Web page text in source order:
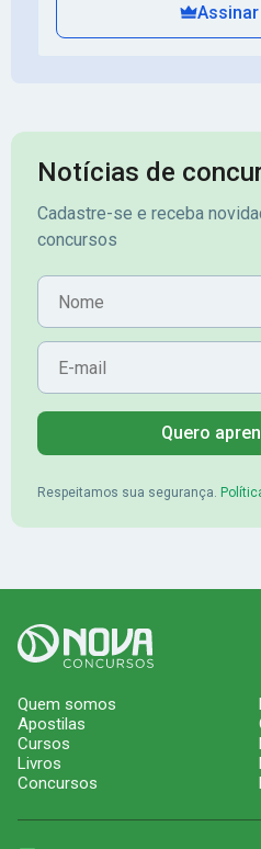
Notícias de
Cadastre-se e receba
concursos
Nome
E-mail
Quero
Respeitamos sua segurança.
Quem somos
Apostilas
Cursos
Livros
Concursos